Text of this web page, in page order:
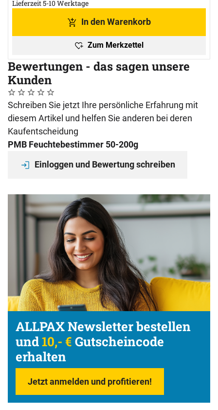
Lieferzeit 5-10 Werktage
In den Warenkorb
Zum Merkzettel
Bewertungen - das sagen unsere
Kunden
Noch keine Bewertungen abgegeben
0 Bewertungen
Schreiben Sie jetzt Ihre persönliche Erfahrung mit
diesem Artikel und helfen Sie anderen bei deren
Kaufentscheidung
PMB Feuchtebestimmer 50-200g
Einloggen und Bewertung schreiben
ALLPAX Newsletter bestellen
und10,- € Gutscheincode
erhalten
Jetzt anmelden und profitieren!